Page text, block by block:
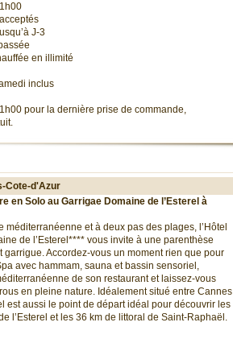
J-3
en illimité
inclus
pour la dernière prise de commande,
Cote-d'Azur
en Solo au Garrigae Domaine de l’Esterel à
méditerranéenne et à deux pas des plages, l’Hôtel
de l’Esterel**** vous invite à une parenthèse
garrigue. Accordez-vous un moment rien que pour
avec hammam, sauna et bassin sensoriel,
de son restaurant et laissez-vous
en pleine nature. Idéalement situé entre Cannes
est aussi le point de départ idéal pour découvrir les
l’Esterel et les 36 km de littoral de Saint-Raphaël.